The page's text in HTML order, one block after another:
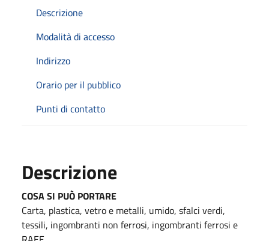
Descrizione
Modalità di accesso
Indirizzo
Orario per il pubblico
Punti di contatto
Descrizione
COSA SI PUÒ PORTARE
Carta, plastica, vetro e metalli, umido, sfalci verdi,
tessili, ingombranti non ferrosi, ingombranti ferrosi e